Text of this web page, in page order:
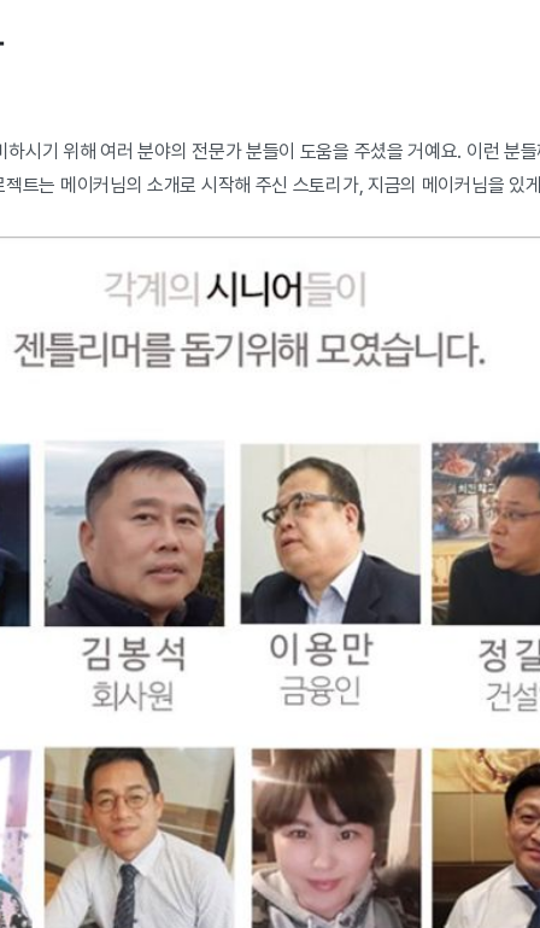
하시기 위해 여러 분야의 전문가 분들이 도움을 주셨을 거예요. 이런 분
트는 메이커님의 소개로 시 작해 주신 스토리가, 지금의 메이커님을 있